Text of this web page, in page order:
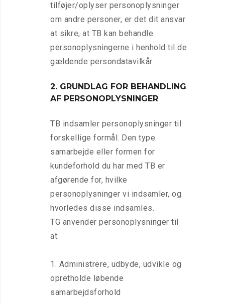
tilføjer/oplyser personoplysninger
om andre personer, er det dit ansvar
at sikre, at TB kan behandle
personoplysningerne i henhold til de
gældende persondatavilkår.
2. GRUNDLAG FOR BEHANDLING
AF PERSONOPLYSNINGER
TB indsamler personoplysninger til
forskellige formål. Den type
samarbejde eller formen for
kundeforhold du har med TB er
afgørende for, hvilke
personoplysninger vi indsamler, og
hvorledes disse indsamles.
TG anvender personoplysninger til
at:
Administrere, udbyde, udvikle og
opretholde løbende
samarbejdsforhold